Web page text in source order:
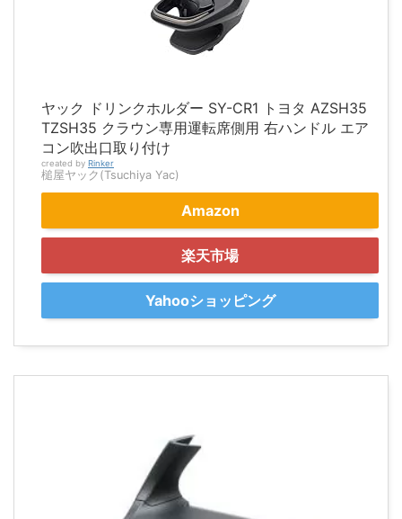
ヤック ドリンクホルダー SY-CR1 トヨタ AZSH35
TZSH35 クラウン専用運転席側用 右ハンドル エア
コン吹出口取り付け
created by Rinker
槌屋ヤック(Tsuchiya Yac)
Amazon
楽天市場
Yahooショッピング